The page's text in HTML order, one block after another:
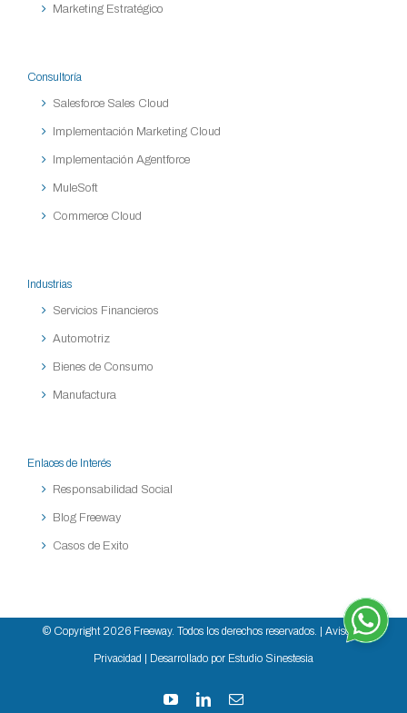
Marketing Estratégico
Consultoría
Salesforce Sales Cloud
Implementación Marketing Cloud
Implementación Agentforce
MuleSoft
Commerce Cloud
Industrias
Servicios Financieros
Automotriz
Bienes de Consumo
Manufactura
Enlaces de Interés
Responsabilidad Social
Blog Freeway
Casos de Exito
© Copyright 2026 Freeway. Todos los derechos reservados. | Aviso de
Privacidad | Desarrollado por Estudio Sinestesia
YouTubeLinkedInCorreo